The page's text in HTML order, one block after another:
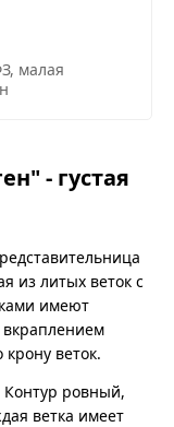
малая
- густая
из литых веток с
имеют
вкраплением
веток.
Контур ровный,
ветка имеет